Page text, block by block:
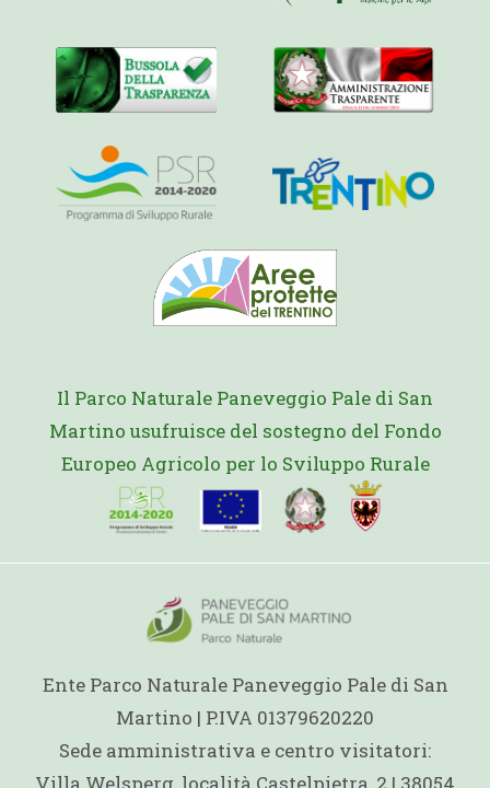
Il Parco Naturale Paneveggio Pale di San
Martino usufruisce del sostegno del Fondo
Europeo Agricolo per lo Sviluppo Rurale
Ente Parco Naturale Paneveggio Pale di San
Martino | P.IVA 01379620220
Sede amministrativa e centro visitatori: